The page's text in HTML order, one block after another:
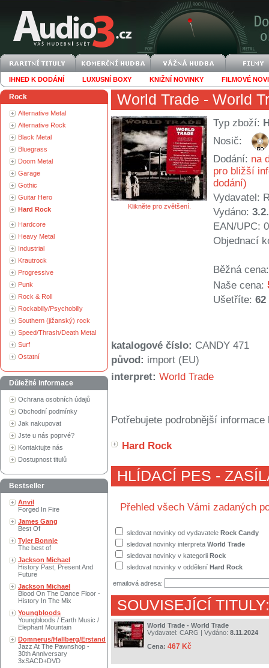
IHNED K DODÁNÍ LUXUSNÍ BOXY KNIŽNÍ NOVINKY FILMOVÉ
Rock
Alternative Metal
Alternative Rock
Black Metal
Bluegrass
Doom Metal
Garage
Gothic
Guitar Hero
Hard Rock
Hardcore
Heavy Metal
Industrial
Krautrock
Progressive
Punk
Rock & Roll
Rockabilly/Psychobilly
Southern (jižanský) rock
Speed/Thrash/Death Metal
Surf
Ostatní
Důležité informace
Ochrana osobních údajů
Obchodní podmínky
Jak nakupovat
Jste u nás poprvé?
Kontaktujte nás
Dostupnost titulů
Bestseller
Anvil
Forged In Fire
James Gang
Best Of
Tyler Bonnie
The best of
Jackson Michael
History Past, Present And
Future
Jackson Michael
Blood On The Dance Floor -
History In The Mix
Youngbloods
Youngbloods / Earth Music /
Elephant Mountain
Domnerus/Hallberg/Erstand
Jazz At The Pawnshop -
30th Anniversary
3xSACD+DVD
World Trade - World
Klikněte pro zvětšení.
Typ zboží:
Nosič:
Dodání: na
pro bližší
dodání)
Vydavatel:
Vydáno:
EAN/UPC:
Objednací
Běžná cena:
Naše cena:
Ušetříte: 62
katalogové číslo: CANDY 471
původ: import (EU)
interpret: World Trade
Potřebujete podrobnější
Hard Rock
HLÍDACÍ PES -
Přehled všech Vámi zadaných
sledovat novinky od vydavatele Rock Candy
sledovat novinky interpreta World Trade
sledovat novinky v kategorii Rock
sledovat novinky v oddělení Hard Rock
emailová adresa:
SOUVISEJÍCÍ TITULY:
World Trade - World Trade
Vydavatel: CARG | Vydáno: 8.11.2024
Cena: 467 Kč